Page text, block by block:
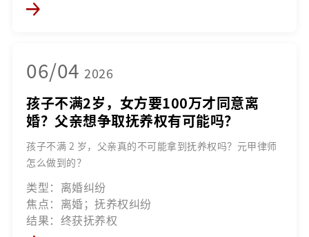
06/04 2026
孩子不满2岁，女方要100万才同意离
婚？父亲想争取抚养权有可能吗？
孩子不满 2 岁，父亲真的不可能拿到抚养权吗？元甲律师
怎么做到的？
类型：离婚纠纷
焦点：离婚；抚养权纠纷
结果：终获抚养权